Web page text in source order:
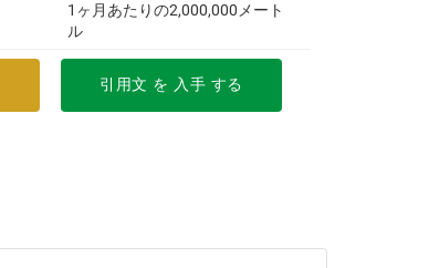
1ヶ月あたりの2,000,000メート
ル
引用文 を 入手 する